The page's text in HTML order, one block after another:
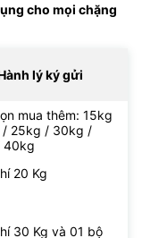
cho mọi chặng
lý ký gửi
mua thêm: 15kg
25kg / 30kg /
40kg
20 Kg
30 Kg và 01 bộ